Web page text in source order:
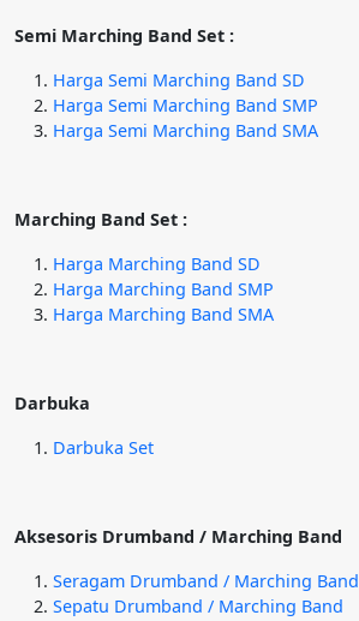
Semi Marching Band Set :
Harga Semi Marching Band SD
Harga Semi Marching Band SMP
Harga Semi Marching Band SMA
Marching Band Set :
Harga Marching Band SD
Harga Marching Band SMP
Harga Marching Band SMA
Darbuka
Darbuka Set
Aksesoris Drumband / Marching Band
Seragam Drumband / Marching Band
Sepatu Drumband / Marching Band